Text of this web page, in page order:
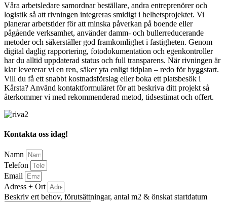
Våra arbetsledare samordnar beställare, andra entreprenörer och
logistik så att rivningen integreras smidigt i helhetsprojektet. Vi
planerar arbetstider för att minska påverkan på boende eller
pågående verksamhet, använder damm- och bullerreducerande
metoder och säkerställer god framkomlighet i fastigheten. Genom
digital daglig rapportering, fotodokumentation och egenkontroller
har du alltid uppdaterad status och full transparens. När rivningen är
klar levererar vi en ren, säker yta enligt tidplan – redo för byggstart.
Vill du få ett snabbt kostnadsförslag eller boka ett platsbesök i
Kårsta? Använd kontaktformuläret för att beskriva ditt projekt så
återkommer vi med rekommenderad metod, tidsestimat och offert.
Kontakta oss idag!
Namn
Telefon
Email
Adress + Ort
Beskriv ert behov, förutsättningar, antal m2 & önskat startdatum